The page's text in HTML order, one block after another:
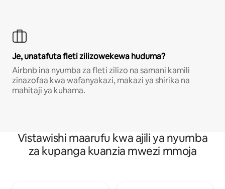
Je, unatafuta fleti zilizowekewa huduma?
Airbnb ina nyumba za fleti zilizo na samani kamili
zinazofaa kwa wafanyakazi, makazi ya shirika na
mahitaji ya kuhama.
Vistawishi maarufu kwa ajili ya nyumba
za kupanga kuanzia mwezi mmoja